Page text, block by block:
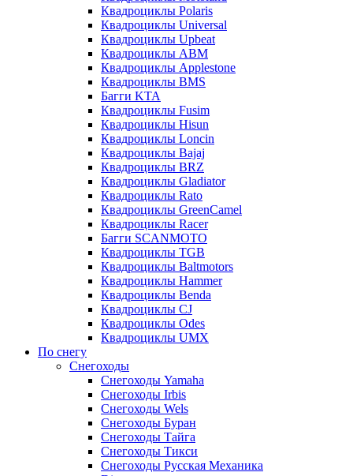
Квадроциклы Polaris
Квадроциклы Universal
Квадроциклы Upbeat
Квадроциклы ABM
Квадроциклы Applestone
Квадроциклы BMS
Багги KTA
Квадроциклы Fusim
Квадроциклы Hisun
Квадроциклы Loncin
Квадроциклы Bajaj
Квадроциклы BRZ
Квадроциклы Gladiator
Квадроциклы Rato
Квадроциклы GreenCamel
Квадроциклы Racer
Багги SCANMOTO
Квадроциклы TGB
Квадроциклы Baltmotors
Квадроциклы Hammer
Квадроциклы Benda
Квадроциклы CJ
Квадроциклы Odes
Квадроциклы UMX
По снегу
Снегоходы
Снегоходы Yamaha
Снегоходы Irbis
Снегоходы Wels
Снегоходы Буран
Снегоходы Тайга
Снегоходы Тикси
Снегоходы Русская Механика